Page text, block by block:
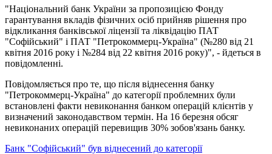
"Національний банк України за пропозицією Фонду
гарантування вкладів фізичних осіб прийняв рішення про
відкликання банківської ліцензії та ліквідацію ПАТ
"Софійський" і ПАТ "Петрокоммерц-Україна" (№280 від 21
квітня 2016 року і №284 від 22 квітня 2016 року)", - йдеться в
повідомленні.
Повідомляється про те, що після віднесення банку
"Петрокоммерц-Україна" до категорії проблемних були
встановлені факти невиконання банком операцій клієнтів у
визначений законодавством термін. На 16 березня обсяг
невиконаних операцій перевищив 30% зобов'язань банку.
Банк "Софійський" був віднесений до категорії